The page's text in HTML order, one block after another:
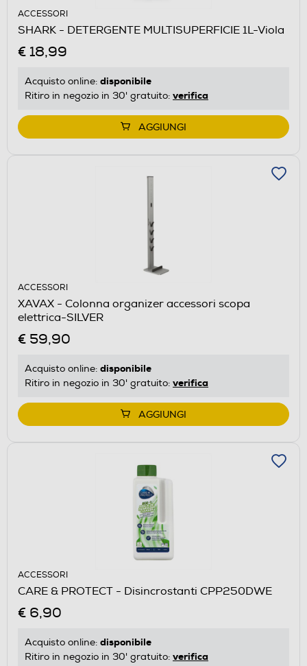
ACCESSORI
SHARK - DETERGENTE MULTISUPERFICIE 1L-Viola
€ 18,99
Acquisto online: disponibile
Ritiro in negozio in 30' gratuito: verifica
AGGIUNGI
ACCESSORI
XAVAX - Colonna organizer accessori scopa
elettrica-SILVER
€ 59,90
Acquisto online: disponibile
Ritiro in negozio in 30' gratuito: verifica
AGGIUNGI
ACCESSORI
CARE & PROTECT - Disincrostanti CPP250DWE
€ 6,90
Acquisto online: disponibile
Ritiro in negozio in 30' gratuito: verifica